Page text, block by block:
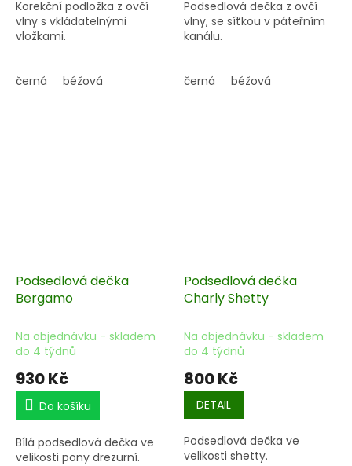
Korekční podložka z ovčí
vlny s vkládatelnými
vložkami.
černá béžová
Podsedlová dečka z ovčí
vlny, se síťkou v páteřním
kanálu.
černá béžová
Podsedlová dečka
Bergamo
Na objednávku - skladem
do 4 týdnů
930 Kč
Do košíku
Bílá podsedlová dečka ve
velikosti pony drezurní.
Podsedlová dečka
Charly Shetty
Na objednávku - skladem
do 4 týdnů
800 Kč
DETAIL
Podsedlová dečka ve
velikosti shetty.